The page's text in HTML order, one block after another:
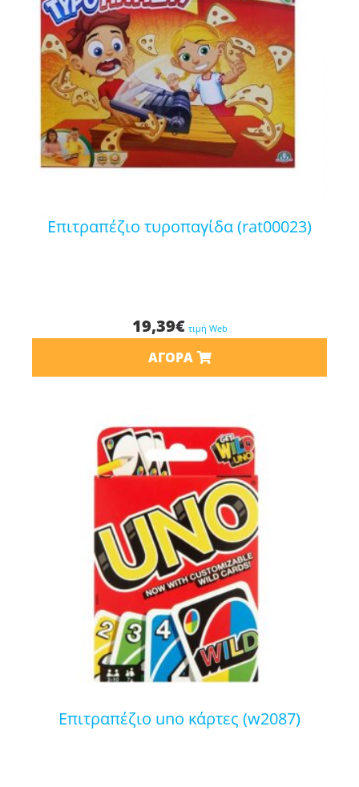
επιτραπέζιο τυροπαγίδα (rat00023)
19,39€ τιμή Web
ΑΓΟΡΆ
επιτραπέζιο uno κάρτες (w2087)